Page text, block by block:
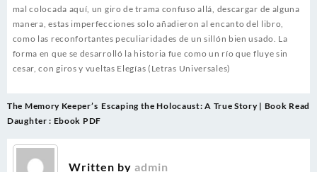
mal colocada aquí, un giro de trama confuso allá, descargar de alguna
manera, estas imperfecciones solo añadieron al encanto del libro,
como las reconfortantes peculiaridades de un sillón bien usado. La
forma en que se desarrolló la historia fue como un río que fluye sin
cesar, con giros y vueltas Elegías (Letras Universales)
Post
navigation
The Memory Keeper’s
Daughter : Ebook PDF
Escaping the Holocaust: A True Story | Book Read
Written by admin